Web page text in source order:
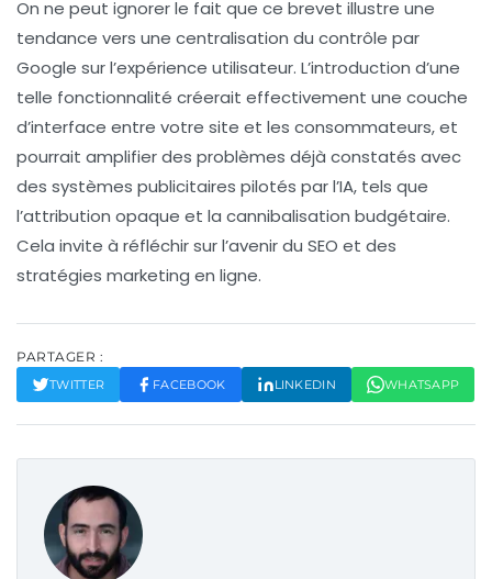
On ne peut ignorer le fait que ce brevet illustre une
tendance vers une centralisation du contrôle par
Google sur l’expérience utilisateur. L’introduction d’une
telle fonctionnalité créerait effectivement une couche
d’interface entre votre site et les consommateurs, et
pourrait amplifier des problèmes déjà constatés avec
des systèmes publicitaires pilotés par l’IA, tels que
l’attribution opaque et la cannibalisation budgétaire.
Cela invite à réfléchir sur l’avenir du SEO et des
stratégies marketing en ligne.
PARTAGER :
TWITTER FACEBOOK LINKEDIN WHATSAPP